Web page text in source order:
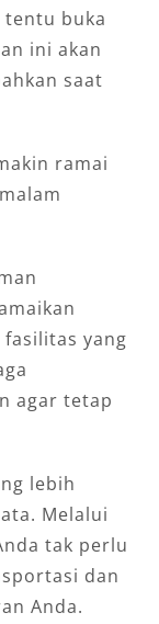
buka
ini akan
saat
ramai
yang
agar tetap
lebih
Melalui
tak perlu
dan
Anda.